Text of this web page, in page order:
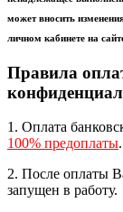
может вносить
личном кабинете на
Правила
1. Оплата
100% предоплаты.
2. После оплаты
запущен в работу.